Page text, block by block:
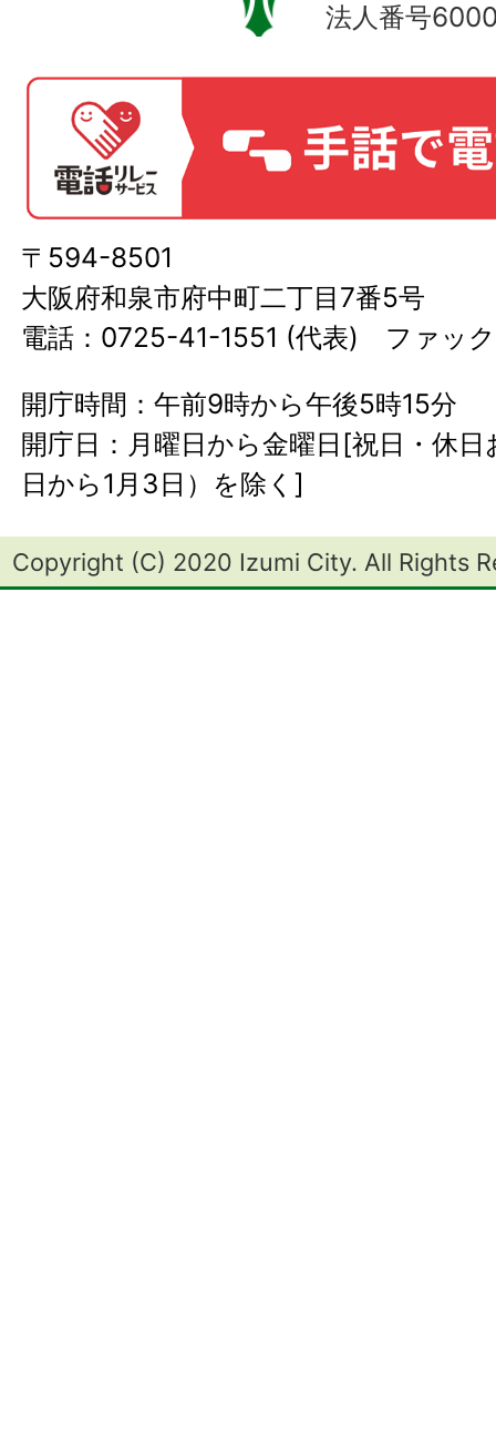
法人番号
〒594-8501
大阪府和泉市府中町二丁目7番5号
電話：0725-41-1551 (代表) ファッ
開庁時間：午前9時から午後5時15分
開庁日：月曜日から金曜日[祝日・休
日から1月3日）を除く]
Copyright (C) 2020 Izumi City. All Rights